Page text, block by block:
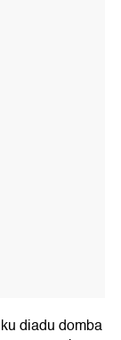
diadu domba